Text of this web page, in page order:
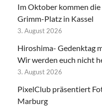
Im Oktober kommen
Grimm-Platz in Kassel
3. August 2026
Hiroshima- Gedenktag
Wir werden euch nicht
3. August 2026
PixelClub präsentiert
Marburg